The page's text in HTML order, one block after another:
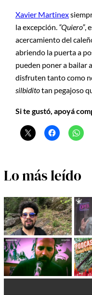
Xavier Martinex
la excepción. “Quiero”,
acercamiento del
abriendo la puerta a
pueden poner a bailar
disfruten tanto como
silbiditotan pegajoso
Si te gustó, apoyá
Lo más leído